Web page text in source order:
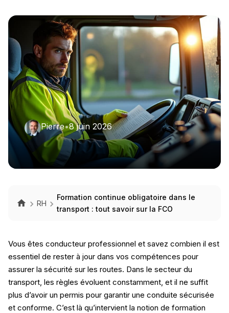
Pierre•8 juin 2026
RH
Formation continue obligatoire dans le
transport : tout savoir sur la FCO
Vous êtes conducteur professionnel et savez combien il est
essentiel de rester à jour dans vos compétences pour
assurer la sécurité sur les routes. Dans le secteur du
transport, les règles évoluent constamment, et il ne suffit
plus d’avoir un permis pour garantir une conduite sécurisée
et conforme. C’est là qu’intervient la notion de formation